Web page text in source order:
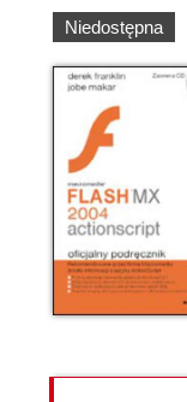
Niedostępna